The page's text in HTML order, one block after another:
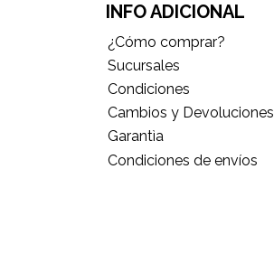
INFO ADICIONAL
¿Cómo comprar?
Sucursales
Condiciones
Cambios y Devoluciones
Garantìa
Condiciones de envíos